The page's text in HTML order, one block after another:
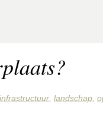
infrastructuur landschap